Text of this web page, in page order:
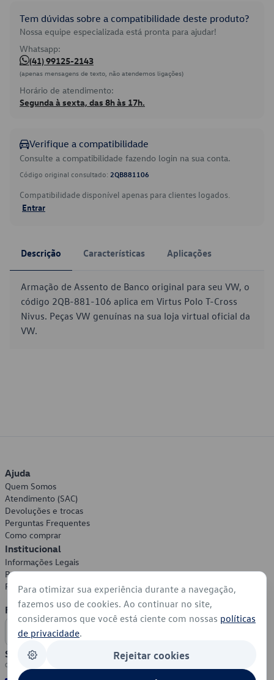
Tem dúvidas sobre a compatibilidade deste produto?
Nossa equipe especializada está pronta para ajudar!
Whatsapp:
(41) 99125-2143
(apenas mensagens de texto, não atendemos ligações)
Horário de atendimento:
Segunda à sexta, das 8h às 17h.
Verifique a compatibilidade
Consulte a compatibilidade fazendo login na sua conta.
Código original consultado: 2QB881106
Compatibilidade disponível apenas para clientes logados.
Entrar
Descrição Características Aplicações
Armação de Assento de Banco original para seu VW, o
código 2QB-881-106 aplica em Virtus Polo T-Cross
Nivus. Peças VW genuínas na sua loja virtual oficial da
VW.
Ajuda
Quem Somos
Atendimento (SAC)
Devoluções e trocas
Perguntas Frequentes
Como comprar
Institucional
Informações Legais
Política de Privacidade
Política de Cookies
Formas de Pagamento
Segurança
Para otimizar sua experiência durante a navegação,
fazemos uso de cookies. Ao continuar no site,
consideramos que você está ciente com nossas políticas
de privacidade.
Rejeitar cookies